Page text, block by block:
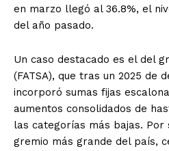
en marzo llegó al 36.8%, el
del año pasado.
Un caso destacado es el del
(FATSA), que tras un 2025 de
incorporó sumas fijas
aumentos consolidados de
las categorías más bajas. Por
gremio más grande del país,